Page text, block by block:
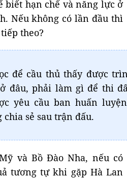
biết hạn chế và năng lực ở
Nếu không có lần đầu thì
theo?
để cầu thủ thấy được
đâu, phải làm gì để thi
yêu cầu ban huấn
sẻ sau trận đấu.
và Bồ Đào Nha, nếu có
tương tự khi gặp Hà Lan